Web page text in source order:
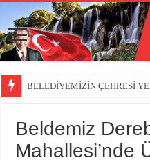
BELEDİYEMİZİN ÇEHRESİ
Beldemiz
Mahallesi’nde